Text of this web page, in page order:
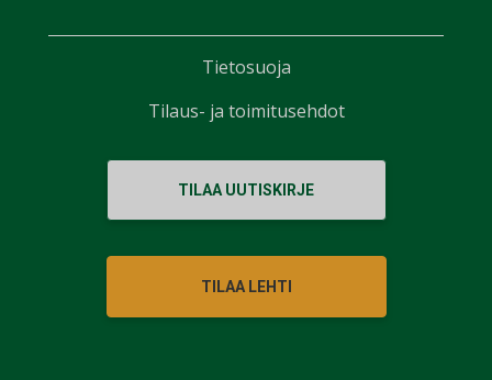
TILAA UUTISKIRJE
TILAA LEHTI
Tietosuoja
Tilaus- ja toimitusehdot